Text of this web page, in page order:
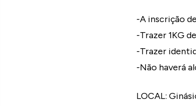
-A inscrição
-Trazer 1KG
-Trazer
-Não haverá
LOCAL: